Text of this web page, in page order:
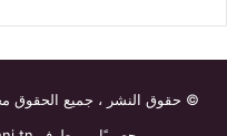
© حقوق النشر ، جميع